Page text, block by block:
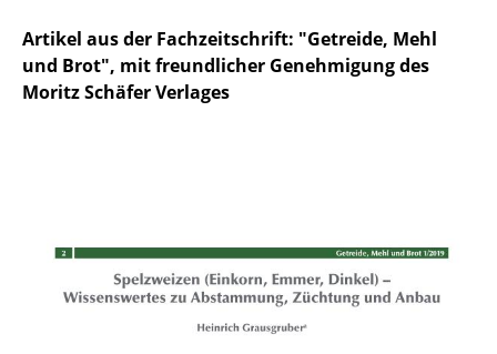
Artikel aus der Fachzeitschrift: "Getreide, Mehl
und Brot", mit freundlicher Genehmigung des
Moritz Schäfer Verlages